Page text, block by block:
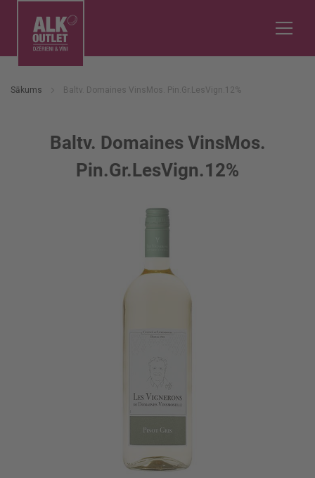
Sākums Baltv. Domaines VinsMos. Pin.Gr.LesVign.12%
Baltv. Domaines VinsMos.
Pin.Gr.LesVign.12%